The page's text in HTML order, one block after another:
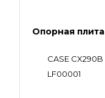
Опорная плита
CASE CX290B
LF00001